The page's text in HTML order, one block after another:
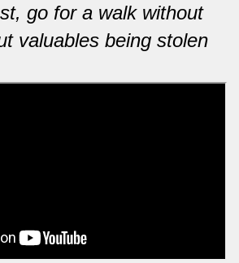
go for a walk without
valuables being stolen